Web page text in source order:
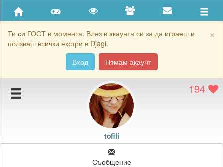
×
Ти си ГОСТ в момента. Влез в акаунта си за да играеш и
ползваш всички екстри в Djagi.
Вход
Нямам акаунт
Приятели
Хронология на игри
Подаръците на tofili 194
tofili
Съобщение